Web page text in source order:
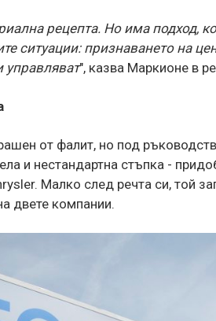
рецепта. Но има подход,
ситуации: признаването на
управляват", казва Маркионе в
от фалит, но под
и нестандартна стъпка -
Малко след речта си, той
двете компании.